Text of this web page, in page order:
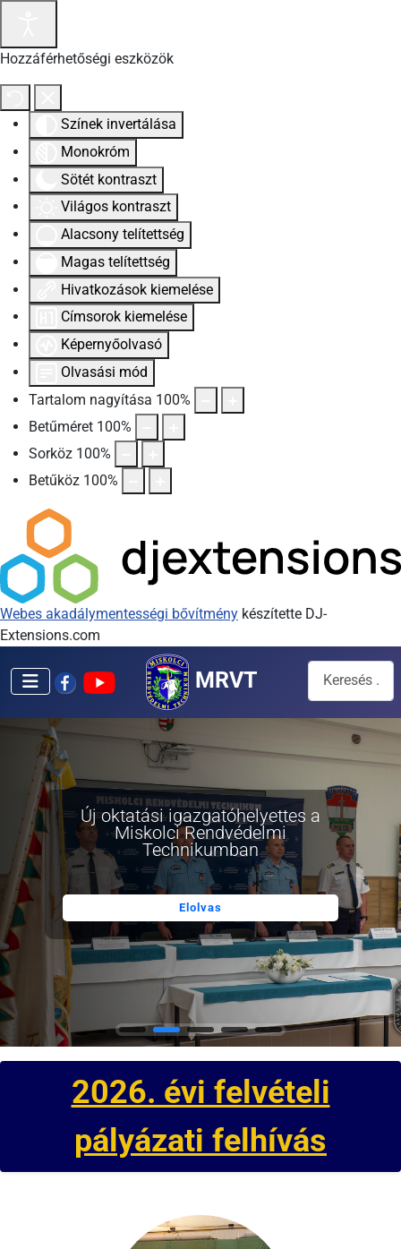
Hozzáférhetőségi eszközök
Színek invertálása
Monokróm
Sötét kontraszt
Világos kontraszt
Alacsony telítettség
Magas telítettség
Hivatkozások kiemelése
Címsorok kiemelése
Képernyőolvasó
Olvasási mód
Tartalom nagyítása 100%
Betűméret 100%
Sorköz 100%
Betűköz 100%
Webes akadálymentességi bővítmény készítette DJ-
Extensions.com
MRVT Keresés...
Új oktatási igazgatóhelyettes a
Miskolci Rendvédelmi
Technikumban
Elolvas
2026. évi felvételi
pályázati felhívás